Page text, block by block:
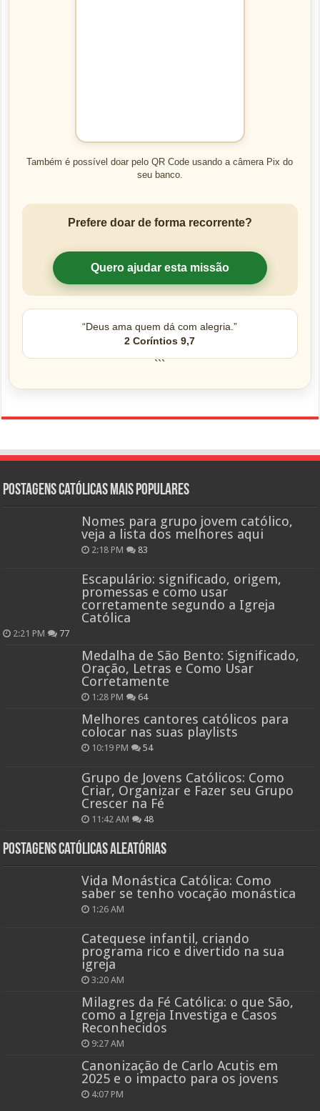
Também é possível doar pelo QR Code usando a câmera Pix do
seu banco.
Prefere doar de forma recorrente?
Quero ajudar esta missão
“Deus ama quem dá com alegria.”
2 Coríntios 9,7
```
Postagens católicas mais Populares
Nomes para grupo jovem católico,
veja a lista dos melhores aqui
2:18 PM 83
Escapulário: significado, origem,
promessas e como usar
corretamente segundo a Igreja
Católica
2:21 PM 77
Medalha de São Bento: Significado,
Oração, Letras e Como Usar
Corretamente
1:28 PM 64
Melhores cantores católicos para
colocar nas suas playlists
10:19 PM 54
Grupo de Jovens Católicos: Como
Criar, Organizar e Fazer seu Grupo
Crescer na Fé
11:42 AM 48
Postagens católicas aleatórias
Vida Monástica Católica: Como
saber se tenho vocação monástica
1:26 AM
Catequese infantil, criando
programa rico e divertido na sua
igreja
3:20 AM
Milagres da Fé Católica: o que São,
como a Igreja Investiga e Casos
Reconhecidos
9:27 AM
Canonização de Carlo Acutis em
2025 e o impacto para os jovens
4:07 PM